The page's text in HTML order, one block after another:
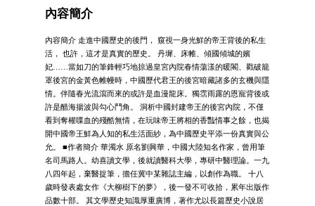
內容簡介
內容簡介 走進中國歷史的後門， 窺視一身光鮮的帝王背後的私生
活， 也許，這才是真實的歷史。 丹墀、床帷、傾國傾城的嬪
妃……當如刀的筆鋒輕巧地掠過皇宮內院春情蕩漾的暖閣、戳破籠
罩後宮的金黃色帷幔時，中國歷代君王的後宮暗藏諸多的玄機與隱
情。伴隨春光流瀉而來的或許是血漫龍床。獨霑雨露的恩寵背後或
許是醋海揚波與勾心鬥角。 洞析中國封建帝王的後宮內院，不僅
看到奪權喋血的殘酷無情，在玩味帝王將相的香豔情事之餘，也揭
開中國帝王鮮為人知的私生活面紗，為中國歷史平添一份真實與公
允。 ■作者簡介 華濁水 原名劉興華，中國大陸知名作家，曾用筆
名司馬路人。幼喜讀文學，後就讀醫科大學，專研中醫理論。一九
八四年起，棄醫捉筆，擔任冀中某雜誌主編，以創作為職。 十八
歲時發表處女作《大柳樹下的夢》，後一發不可收拾，累年出版作
品數十部。 其文學歷史知識厚重廣博，著作尤以長篇歷史小說居